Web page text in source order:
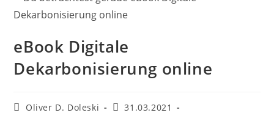
eBook Digitale
Dekarbonisierung online
Beitrags-
Oliver D. Doleski
Beitrag
31.03.2021